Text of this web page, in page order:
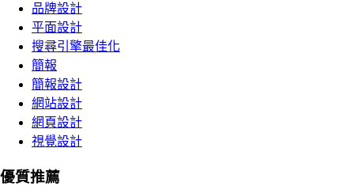
品牌設計
平面設計
搜尋引擎最佳化
簡報
簡報設計
網站設計
網頁設計
視覺設計
優質推薦